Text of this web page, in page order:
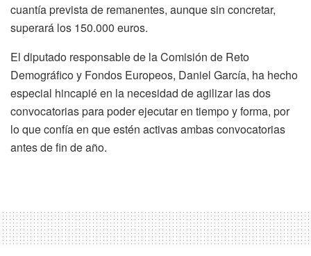
cuantía prevista de remanentes, aunque sin concretar,
superará los 150.000 euros.
El diputado responsable de la Comisión de Reto
Demográfico y Fondos Europeos, Daniel García, ha hecho
especial hincapié en la necesidad de agilizar las dos
convocatorias para poder ejecutar en tiempo y forma, por
lo que confía en que estén activas ambas convocatorias
antes de fin de año.